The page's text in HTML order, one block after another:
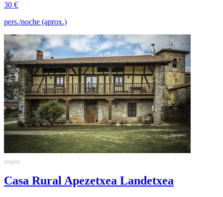
30 €
pers./noche (aprox.)
Casa Rural Apezetxea Landetxea